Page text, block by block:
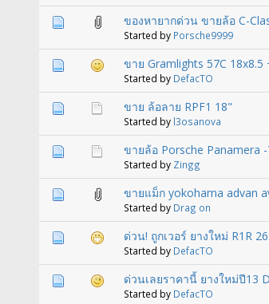
ของหายากด่วน ขายล้อ C-
Started by Porsche9999
ขาย Gramlights 57C 18x8.5
Started by DefacTO
ขาย ล้อลาย RPF1 18"
Started by l3osanova
ขายล้อ Porsche Panamera
Started by Zingg
ขายแม็ก yokohama advan
Started by Drag on
ด่วน! ถูกเวอร์ ยางใหม่ R1R
Started by DefacTO
ด่วนเลยราคานี้ ยางใหม่ปี13
Started by DefacTO